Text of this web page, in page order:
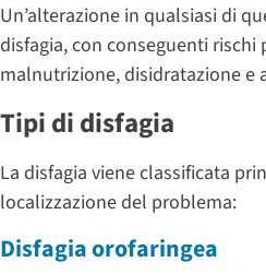
Un’alterazione in qualsiasi di
disfagia, con conseguenti rischi
malnutrizione, disidratazione e
Tipi di disfagia
La disfagia viene classificata
localizzazione del problema:
Disfagia orofaringea